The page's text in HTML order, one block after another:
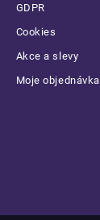
GDPR
Cookies
Akce a slevy
Moje objednávka